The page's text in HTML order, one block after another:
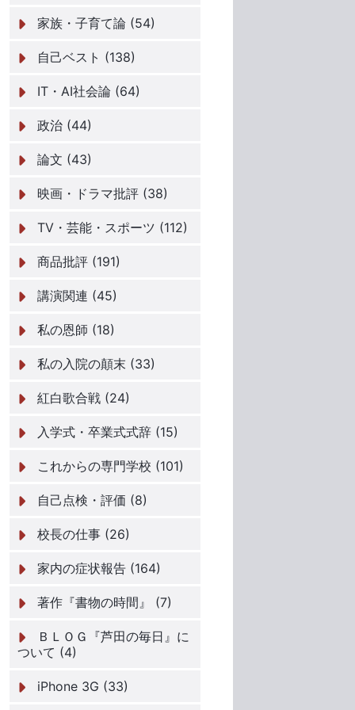
家族・子育て論 (54)
自己ベスト (138)
IT・AI社会論 (64)
政治 (44)
論文 (43)
映画・ドラマ批評 (38)
TV・芸能・スポーツ (112)
商品批評 (191)
講演関連 (45)
私の恩師 (18)
私の入院の顛末 (33)
紅白歌合戦 (24)
入学式・卒業式式辞 (15)
これからの専門学校 (101)
自己点検・評価 (8)
校長の仕事 (26)
家内の症状報告 (164)
著作『書物の時間』 (7)
ＢＬＯＧ『芦田の毎日』に
ついて (4)
iPhone 3G (33)